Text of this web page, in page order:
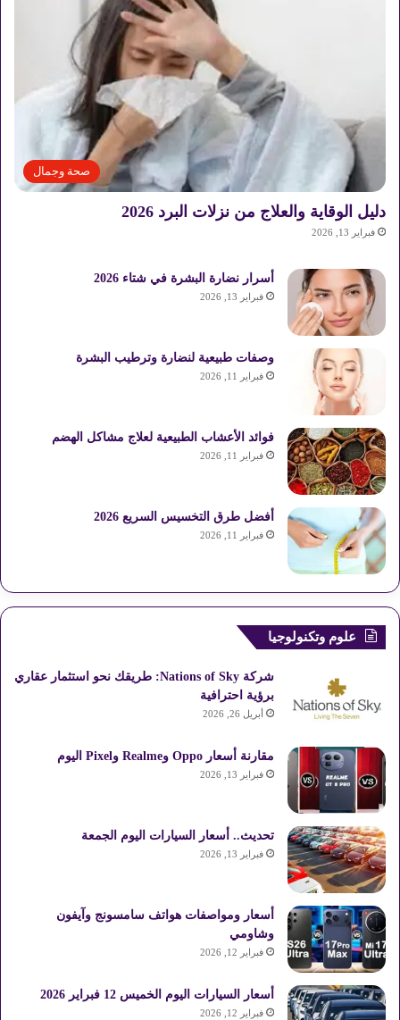
صحة وجمال
دليل الوقاية والعلاج من نزلات البرد 2026
فبراير 13, 2026
أسرار نضارة البشرة في شتاء 2026
فبراير 13, 2026
وصفات طبيعية لنضارة وترطيب البشرة
فبراير 11, 2026
فوائد الأعشاب الطبيعية لعلاج مشاكل الهضم
فبراير 11, 2026
أفضل طرق التخسيس السريع 2026
فبراير 11, 2026
علوم وتكنولوجيا
شركة Nations of Sky: طريقك نحو استثمار عقاري
برؤية احترافية
أبريل 26, 2026
مقارنة أسعار Oppo وRealme وPixel اليوم
فبراير 13, 2026
تحديث.. أسعار السيارات اليوم الجمعة
فبراير 13, 2026
أسعار ومواصفات هواتف سامسونج وآيفون
وشاومي
فبراير 12, 2026
أسعار السيارات اليوم الخميس 12 فبراير 2026
فبراير 12, 2026